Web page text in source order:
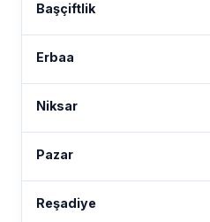
Başçiftlik
Erbaa
Niksar
Pazar
Reşadiye